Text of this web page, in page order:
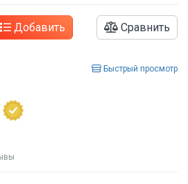
Добавить Сравнить
Быстрый просмотр